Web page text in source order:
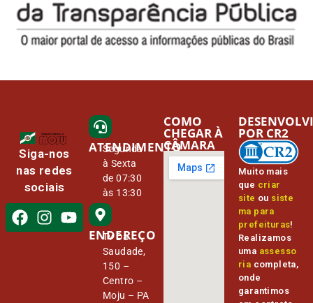
Siga-nos
nas redes
sociais
ATENDIMENTO
Segunda
à Sexta
de 07:30
às 13:30
ENDEREÇO
Tv Da
Saudade,
150 –
Centro –
Moju – PA
COMO
CHEGAR À
CÂMARA
Muito mais
que criar
site ou siste
ma para
prefeituras!
Realizamos
uma assesso
ria completa,
onde
garantimos
POR CR2